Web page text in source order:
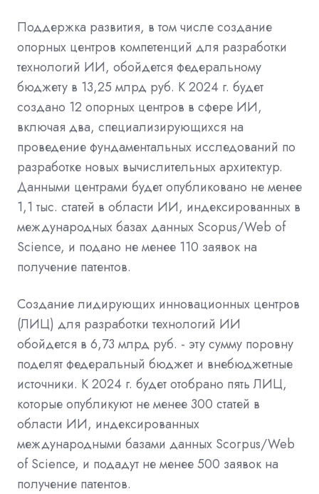
Поддержка развития, в том числе создание
опорных центров компетенций для разработки
технологий ИИ, обойдется федеральному
бюджету в 13,25 млрд руб. К 2024 г. будет
создано 12 опорных центров в сфере ИИ,
включая два, специализирующихся на
проведение фундаментальных исследований по
разработке новых вычислительных архитектур.
Данными центрами будет опубликовано не менее
1,1 тыс. статей в области ИИ, индексированных в
международных базах данных Scopus/Web of
Science, и подано не менее 110 заявок на
получение патентов.
Создание лидирующих инновационных центров
(ЛИЦ) для разработки технологий ИИ
обойдется в 6,73 млрд руб. - эту сумму поровну
поделят федеральный бюджет и внебюджетные
источники. К 2024 г. будет отобрано пять ЛИЦ,
которые опубликуют не менее 300 статей в
области ИИ, индексированных
международными базами данных Scorpus/Web
of Science, и подадут не менее 500 заявок на
получение патентов.